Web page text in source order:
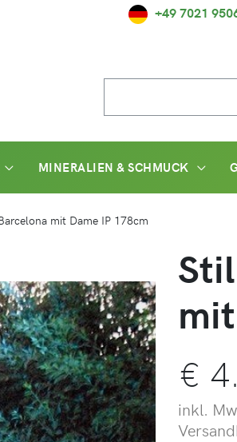
+49 7021
MINERALIEN & SCHMUCK
mit Dame IP 178cm
€
inkl.